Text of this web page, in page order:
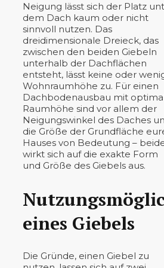
Neigung lässt sich der Platz
dem Dach kaum oder nicht
sinnvoll nutzen. Das
dreidimensionale Dreieck, das
zwischen den beiden Giebeln
unterhalb der Dachflächen
entsteht, lässt keine oder
Wohnraumhöhe zu. Für einen
Dachbodenausbau mit
Raumhöhe sind vor allem der
Neigungswinkel des Daches
die Größe der Grundfläche
Hauses von Bedeutung –
wirkt sich auf die exakte Form
und Größe des Giebels aus.
eines Giebels
Die Gründe, einen Giebel zu